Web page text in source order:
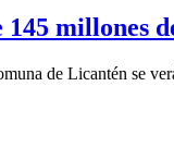
millones
de Licantén se